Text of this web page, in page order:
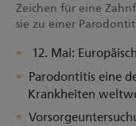
Zeichen für eine
sie zu einer
12. Mai:
Parodontitis eine
Krankheiten